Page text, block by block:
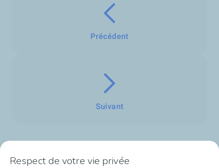
Précédent
Suivant
Respect de votre vie privée